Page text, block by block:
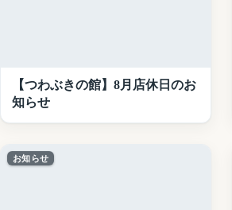
【つわぶきの館】8月店休日のお
知らせ
お知らせ